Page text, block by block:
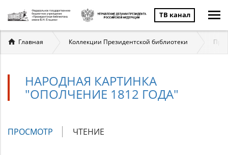
ТВ канал
Вы
здесь
Главная Коллекции Президентской библиотеки
НАРОДНАЯ КАРТИНКА
"ОПОЛЧЕНИЕ 1812 ГОДА"
Главные
ПРОСМОТР (АКТИВНАЯ
ЧТЕНИЕ